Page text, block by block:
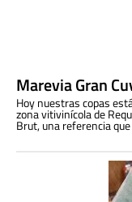
Marevia Gran
Hoy nuestras copas
zona vitivinícola de
Brut, una referencia